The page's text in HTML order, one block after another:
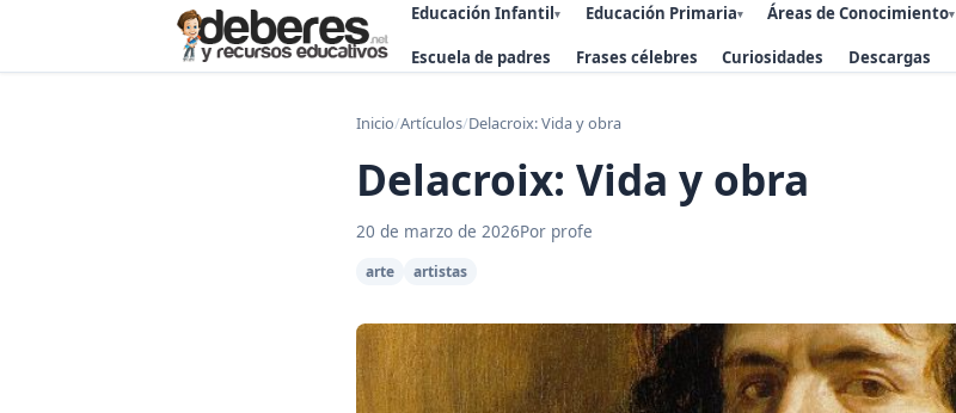
Educación Infantil▾ Educación Primaria▾ Áreas de Conocimiento▾
Escuela de padres Frases célebres Curiosidades Descargas
Inicio/Artículos/Delacroix: Vida y obra
Delacroix: Vida y obra
20 de marzo de 2026Por profe
arte artistas